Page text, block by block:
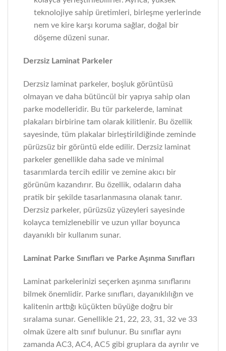
teknolojiye sahip üretimleri, birleşme yerlerinde
nem ve kire karşı koruma sağlar, doğal bir
döşeme düzeni sunar.
Derzsiz Laminat Parkeler
Derzsiz laminat parkeler, boşluk görüntüsü
olmayan ve daha bütüncül bir yapıya sahip olan
parke modelleridir. Bu tür parkelerde, laminat
plakaları birbirine tam olarak kilitlenir. Bu özellik
sayesinde, tüm plakalar birleştirildiğinde zeminde
pürüzsüz bir görüntü elde edilir. Derzsiz laminat
parkeler genellikle daha sade ve minimal
tasarımlarda tercih edilir ve zemine akıcı bir
görünüm kazandırır. Bu özellik, odaların daha
pratik bir şekilde tasarlanmasına olanak tanır.
Derzsiz parkeler, pürüzsüz yüzeyleri sayesinde
kolayca temizlenebilir ve uzun yıllar boyunca
dayanıklı bir kullanım sunar.
Laminat Parke Sınıfları ve Parke Aşınma Sınıfları
Laminat parkelerinizi seçerken aşınma sınıflarını
bilmek önemlidir. Parke sınıfları, dayanıklılığın ve
kalitenin arttığı küçükten büyüğe doğru bir
sıralama sunar. Genellikle 21, 22, 23, 31, 32 ve 33
olmak üzere altı sınıf bulunur. Bu sınıflar aynı
zamanda AC3, AC4, AC5 gibi gruplara da ayrılır ve